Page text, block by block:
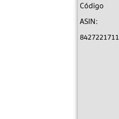
Código
ASIN:
8427221711